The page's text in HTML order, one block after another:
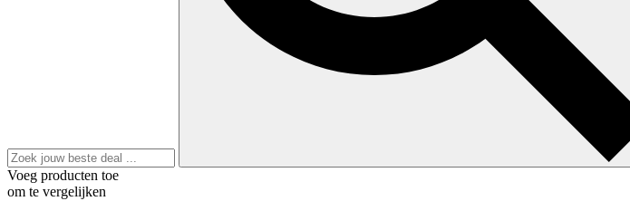
Voeg producten toe
om te vergelijken